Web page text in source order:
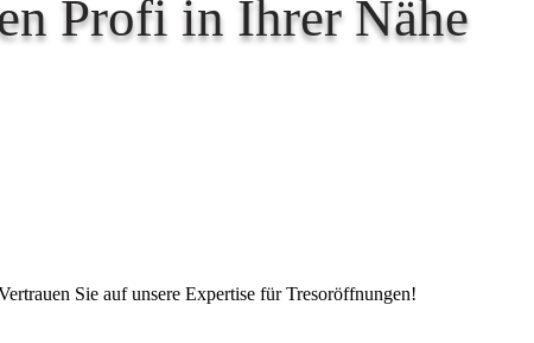
Profi in Ihrer Nähe
Sie auf unsere Expertise für Tresoröffnungen!